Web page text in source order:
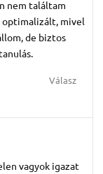
nem találtam
optimalizált, mivel
de biztos
Válasz
vagyok igazat